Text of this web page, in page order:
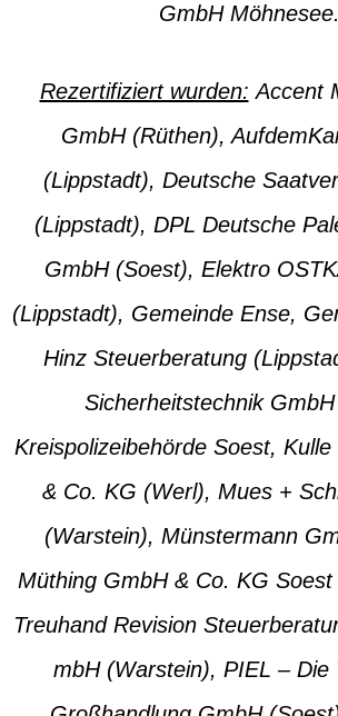
GmbH Möhnesee.
Rezertifiziert wurden: Accent
GmbH (Rüthen),
(Lippstadt), Deutsche
(Lippstadt), DPL Deutsche
GmbH (Soest), Elektro
(Lippstadt), Gemeinde Ense,
Hinz Steuerberatung
Sicherheitstechnik
Kreispolizeibehörde Soest,
& Co. KG (Werl), Mues +
(Warstein), Münstermann
Müthing GmbH & Co. KG
Treuhand Revision
mbH (Warstein), PIEL – Die